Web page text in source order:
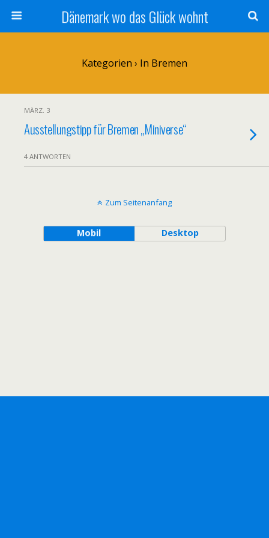
Dänemark wo das Glück wohnt
Kategorien › In Bremen
MÄRZ. 3
Ausstellungstipp für Bremen „Miniverse“
4 ANTWORTEN
Zum Seitenanfang
Mobil Desktop